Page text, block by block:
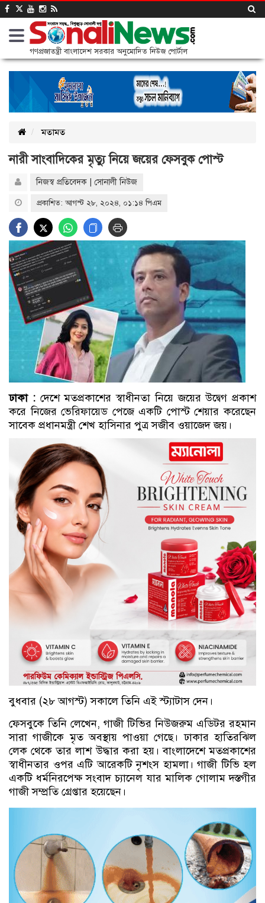
গণপ্রজাতন্ত্রী বাংলাদেশ সরকার অনুমোদিত নিউজ পোর্টাল
মতামত
নারী সাংবাদিকের মৃত্যু নিয়ে জয়ের ফেসবুক পোস্ট
নিজস্ব প্রতিবেদক | সোনালী নিউজ
প্রকাশিত: আগস্ট ২৮, ২০২৪, ০১:১৪ পিএম
ঢাকা : দেশে মতপ্রকাশের স্বাধীনতা নিয়ে জয়ের উদ্বেগ প্রকাশ
করে নিজের ভেরিফায়েড পেজে একটি পোস্ট শেয়ার করেছেন
সাবেক প্রধানমন্ত্রী শেখ হাসিনার পুত্র সজীব ওয়াজেদ জয়।
বুধবার (২৮ আগস্ট) সকালে তিনি এই স্ট্যাটাস দেন।
ফেসবুকে তিনি লেখেন, গাজী টিভির নিউজরুম এডিটর রহমান
সারা গাজীকে মৃত অবস্থায় পাওয়া গেছে। ঢাকার হাতিরঝিল
লেক থেকে তার লাশ উদ্ধার করা হয়। বাংলাদেশে মতপ্রকাশের
স্বাধীনতার ওপর এটি আরেকটি নৃশংস হামলা। গাজী টিভি হল
একটি ধর্মনিরপেক্ষ সংবাদ চ্যানেল যার মালিক গোলাম দস্তগীর
গাজী সম্প্রতি গ্রেপ্তার হয়েছেন।